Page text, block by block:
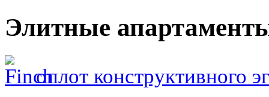
Элитные
оплот конструктивного